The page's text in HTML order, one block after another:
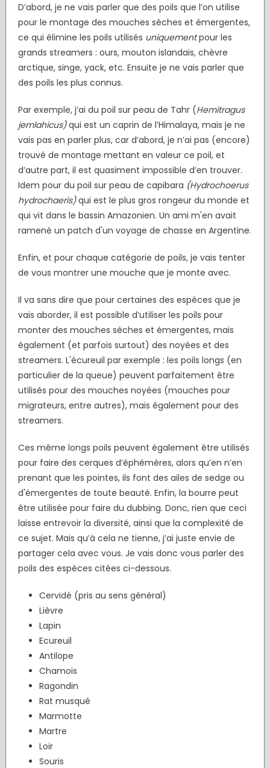
D’abord, je ne vais parler que des poils que l’on utilise
pour le montage des mouches sèches et émergentes,
ce qui élimine les poils utilisés uniquementpour les
grands streamers : ours, mouton islandais, chèvre
arctique, singe, yack, etc. Ensuite je ne vais parler que
des poils les plus connus.
Par exemple, j’ai du poil sur peau de Tahr (Hemitragus
jemlahicus)qui est un caprin de l’Himalaya, mais je ne
vais pas en parler plus, car d’abord, je n’ai pas (encore)
trouvé de montage mettant en valeur ce poil, et
d’autre part, il est quasiment impossible d’en trouver.
Idem pour du poil sur peau de capibara (Hydrochoerus
hydrochaeris)qui est le plus gros rongeur du monde et
qui vit dans le bassin Amazonien. Un ami m'en avait
ramené un patch d'un voyage de chasse en Argentine.
Enfin, et pour chaque catégorie de poils, je vais tenter
de vous montrer une mouche que je monte avec.
Il va sans dire que pour certaines des espèces que je
vais aborder, il est possible d’utiliser les poils pour
monter des mouches sèches et émergentes, mais
également (et parfois surtout) des noyées et des
streamers. L'écureuil par exemple : les poils longs (en
particulier de la queue) peuvent parfaitement être
utilisés pour des mouches noyées (mouches pour
migrateurs, entre autres), mais également pour des
streamers.
Ces même longs poils peuvent également être utilisés
pour faire des cerques d’éphémères, alors qu’en n’en
prenant que les pointes, ils font des ailes de sedge ou
d'émergentes de toute beauté. Enfin, la bourre peut
être utilisée pour faire du dubbing. Donc, rien que ceci
laisse entrevoir la diversité, ainsi que la complexité de
ce sujet. Mais qu’à cela ne tienne, j’ai juste envie de
partager cela avec vous. Je vais donc vous parler des
poils des espèces citées ci-dessous.
Cervidé (pris au sens général)
Lièvre
Lapin
Ecureuil
Antilope
Chamois
Ragondin
Rat musqué
Marmotte
Martre
Loir
Souris